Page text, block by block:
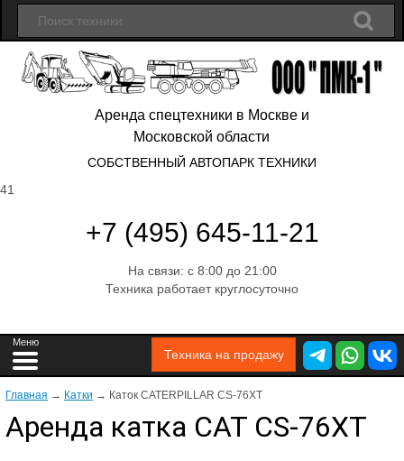
Аренда спецтехники в Москве и
Московской области
СОБСТВЕННЫЙ АВТОПАРК ТЕХНИКИ
41
+7 (495) 645-11-21
На связи: с 8:00 до 21:00
Техника работает круглосуточно
Техника на продажу
Главная → Катки → Каток CATERPILLAR CS-76XT
Аренда катка CAT CS-76XT